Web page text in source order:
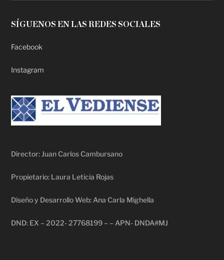
SÍGUENOS EN LAS REDES SOCIALES
Facebook
Instagram
Director: Juan Carlos Cambursano
Propietario: Laura Leticia Rojas
Diseño y Desarrollo Web: Ana Carla Mighella
DND: EX – 2022- 27768199 – – APN- DNDA#MJ